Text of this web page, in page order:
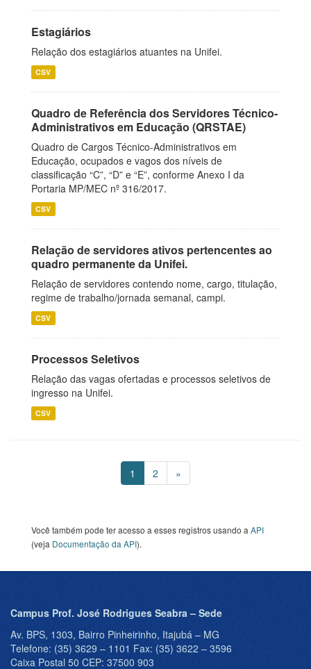
Estagiários
Relação dos estagiários atuantes na Unifei.
CSV
Quadro de Referência dos Servidores Técnico-
Administrativos em Educação (QRSTAE)
Quadro de Cargos Técnico-Administrativos em
Educação, ocupados e vagos dos níveis de
classificação “C”, “D” e “E”, conforme Anexo I da
Portaria MP/MEC nº 316/2017.
CSV
Relação de servidores ativos pertencentes ao
quadro permanente da Unifei.
Relação de servidores contendo nome, cargo, titulação,
regime de trabalho/jornada semanal, campi.
CSV
Processos Seletivos
Relação das vagas ofertadas e processos seletivos de
ingresso na Unifei.
CSV
1 2 »
Você também pode ter acesso a esses registros usando a API
(veja Documentação da API).
Campus Prof. José Rodrigues Seabra – Sede
Av. BPS, 1303, Bairro Pinheirinho, Itajubá – MG
Telefone: (35) 3629 – 1101 Fax: (35) 3622 – 3596
Caixa Postal 50 CEP: 37500 903